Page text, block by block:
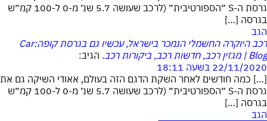
גרסת ה-S ״הספורטיבית״ (לרכב שעושה 5.7 שנ׳ מ-0 ל-100 קמ״ש
בגרסה […]
הגב
רכב היוקרה החשמלי הנמכר בישראל, עכשיו גם בגרסת קופה:Car
Blog | מגזין רכב, חדשות רכב, ביקורות רכב.
הגיב:
22/11/2020 בשעה 18:11
[…] כמה חודשים לאחר השקת הדגם הזה בעולם, אאודי השיקה גם את
גרסת ה-S ״הספורטיבית״ (לרכב שעושה 5.7 שנ׳ מ-0 ל-100 קמ״ש
בגרסה […]
הגב